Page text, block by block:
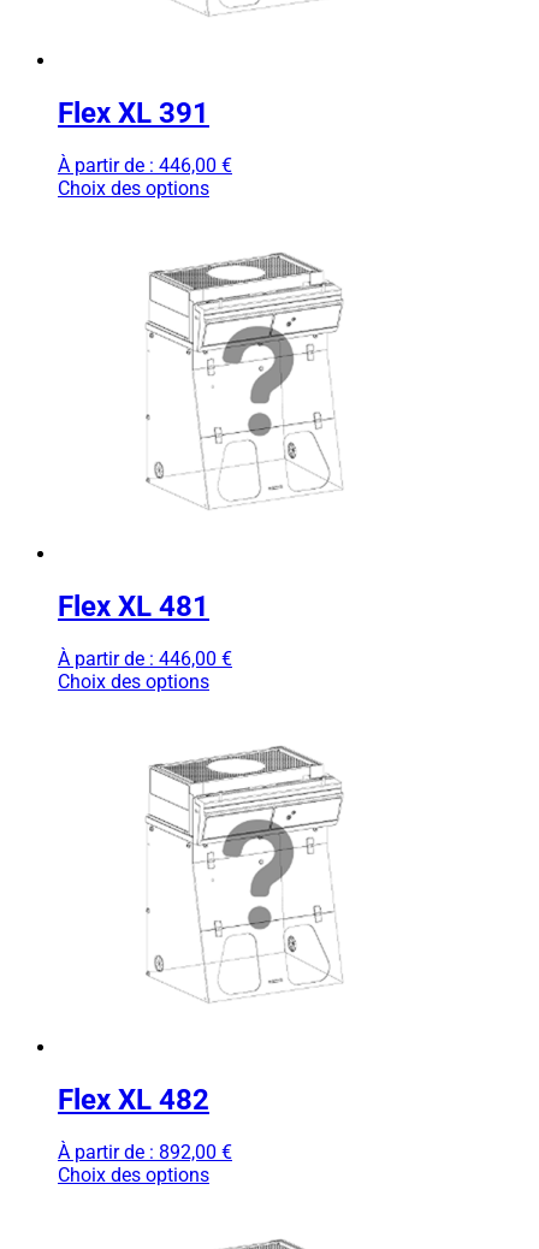
Flex XL 391
À partir de : 446,00 €
Choix des options
Flex XL 481
À partir de : 446,00 €
Choix des options
Flex XL 482
À partir de : 892,00 €
Choix des options